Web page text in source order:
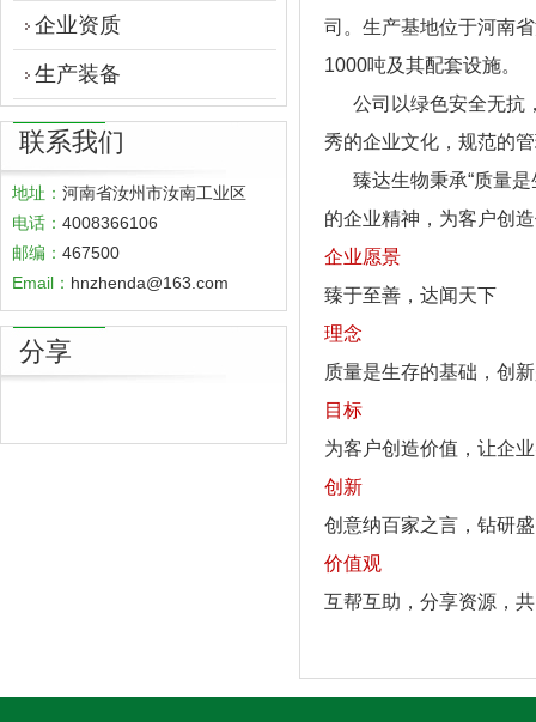
企业资质
生产装备
联系我们
地址： 河南省汝州市汝南工业区
电话： 4008366106
邮编： 467500
Email： hnzhenda@163.com
分享
司。生产基地位于河南
1000吨及其配套设施。
公司以绿色安全无抗
秀的企业文化，规范的
臻达生物秉承“质量是
的企业精神，为客户创
企业愿景
臻于至善，达闻天下
理念
质量是生存的基础，创
目标
为客户创造价值，让企
创新
创意纳百家之言，钻研
价值观
互帮互助，分享资源，